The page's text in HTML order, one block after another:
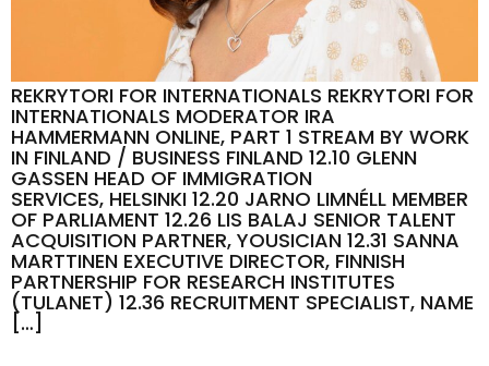
REKRYTORI FOR INTERNATIONALS REKRYTORI FOR
INTERNATIONALS MODERATOR IRA
HAMMERMANN ONLINE, PART 1 STREAM BY WORK
IN FINLAND / BUSINESS FINLAND 12.10 GLENN
GASSEN HEAD OF IMMIGRATION
SERVICES, HELSINKI 12.20 JARNO LIMNÉLL MEMBER
OF PARLIAMENT 12.26 LIS BALAJ SENIOR TALENT
ACQUISITION PARTNER, YOUSICIAN 12.31 SANNA
MARTTINEN EXECUTIVE DIRECTOR, FINNISH
PARTNERSHIP FOR RESEARCH INSTITUTES
(TULANET) 12.36 RECRUITMENT SPECIALIST, NAME
[…]